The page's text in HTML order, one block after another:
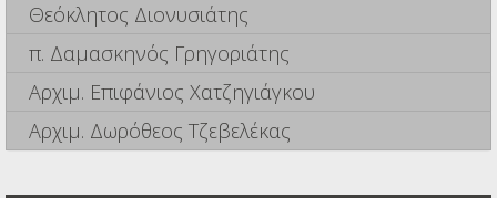
Θεόκλητος Διονυσιάτης
π. Δαμασκηνός Γρηγοριάτης
Αρχιμ. Επιφάνιος Χατζηγιάγκου
Αρχιμ. Δωρόθεος Τζεβελέκας